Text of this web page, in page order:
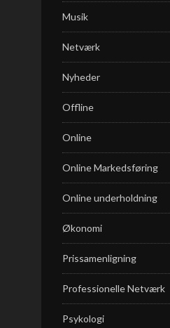
Musik
Netværk
Nyheder
Offline
Online
Online Markedsføring
Online underholdning
Økonomi
Prissamenligning
Professionelle Netværk
Psykologi